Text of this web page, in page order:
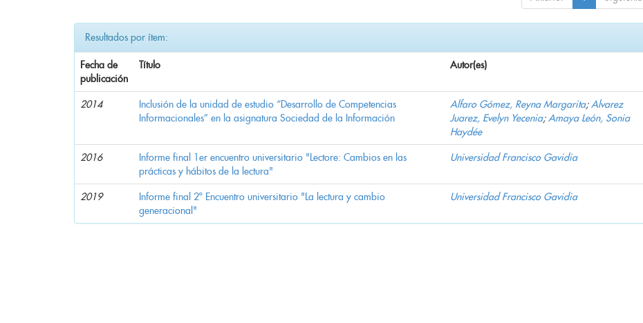
Resultados por ítem:
Fecha de
publicación
Título Autor(es)
2014
Inclusión de la unidad de estudio “Desarrollo de Competencias
Informacionales” en la asignatura Sociedad de la Información
Alfaro Gómez, Reyna Margarita;Alvarez
Juarez, Evelyn Yecenia;Amaya León, Sonia
Haydée
2016
Informe final 1er encuentro universitario "Lectore: Cambios en las
prácticas y hábitos de la lectura"
Universidad Francisco Gavidia
2019
Informe final 2º Encuentro universitario "La lectura y cambio
generacional"
Universidad Francisco Gavidia